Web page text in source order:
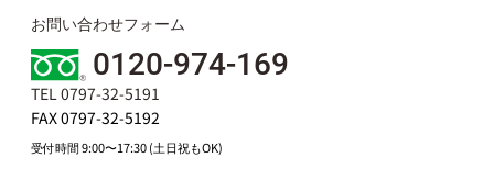
お問い合わせフォーム
0120-974-169
TEL 0797-32-5191
FAX 0797-32-5192
受付時間 9:00〜17:30 (土日祝もOK)